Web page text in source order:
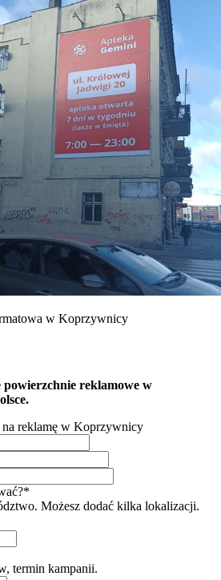
w Koprzywnicy
reklamowe w
na reklamę w Koprzywnicy
Możesz dodać kilka lokalizacji.
termin kampanii.